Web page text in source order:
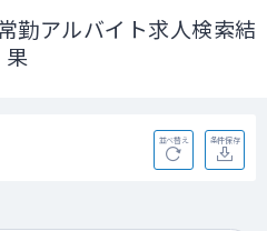
勤アルバイト求人検索結
果
並べ替え 条件保存